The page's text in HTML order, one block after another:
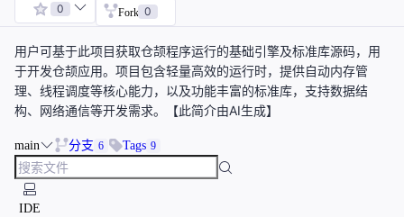
0 Fork 0
用户可基于此项目获取仓颉程序运行的基础引擎及标准库源码，用
于开发仓颉应用。项目包含轻量高效的运行时，提供自动内存管
理、线程调度等核心能力，以及功能丰富的标准库，支持数据结
构、网络通信等开发需求。【此简介由AI生成】
main 分支 6 Tags 9
IDE